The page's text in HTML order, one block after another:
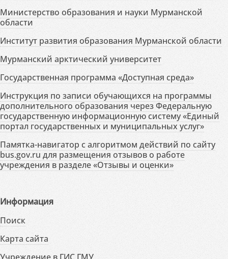
Министерство образования и науки Мурманской
области
Институт развития образования Мурманской области
Мурманский арктический университет
Государственная программа «Доступная среда»
Инструкция по записи обучающихся на программы
дополнительного образования через Федеральную
государственную информационную систему «Единый
портал государственных и муниципальных услуг»
Памятка-навигатор с алгоритмом действий по сайту
bus.gov.ru для размещения отзывов о работе
учреждения в разделе «Отзывы и оценки»
Информация
Поиск
Карта сайта